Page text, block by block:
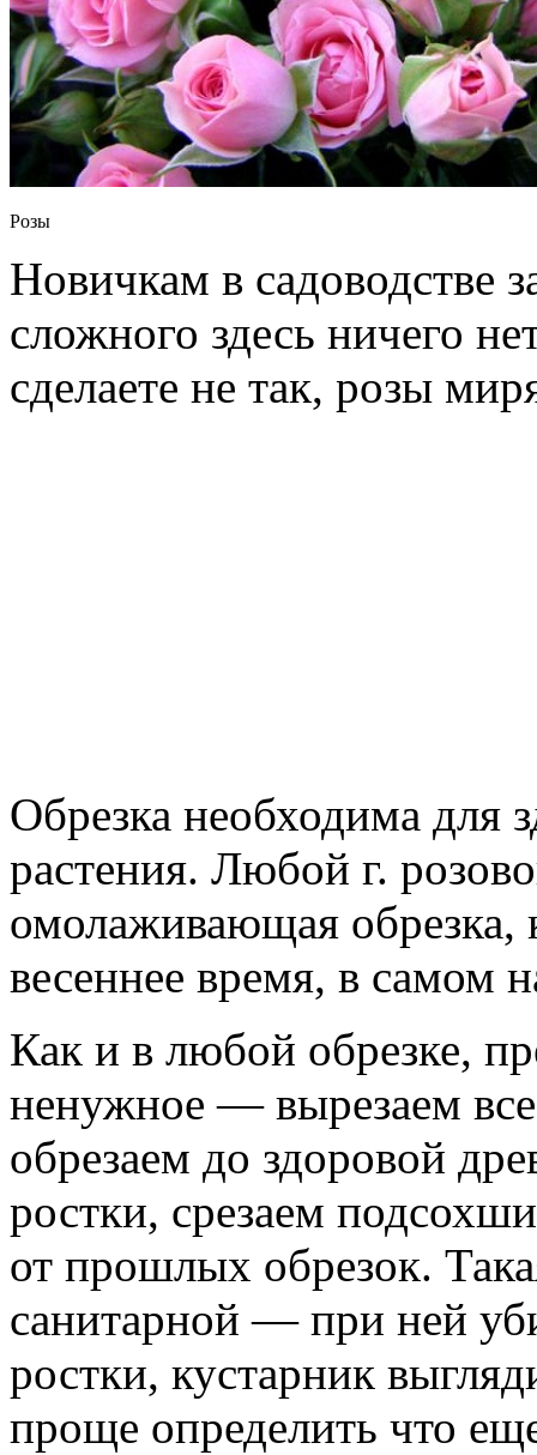
Розы
Новичкам в садоводстве
сложного здесь ничего
сделаете не так, розы
Обрезка необходима для
растения. Любой г.
омолаживающая обрезка,
весеннее время, в самом
Как и в любой обрезке,
ненужное — вырезаем
обрезаем до здоровой
ростки, срезаем
от прошлых обрезок.
санитарной — при ней
ростки, кустарник
проще определить что